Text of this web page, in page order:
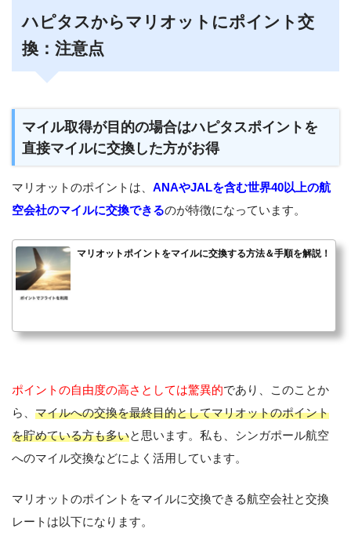
ハピタスからマリオットにポイント交
換：注意点
マイル取得が目的の場合はハピタスポイントを
直接マイルに交換した方がお得
マリオットのポイントは、 ANAやJALを含む世界40以上の航
空会社のマイルに交換できるのが特徴になっています。
マリオットポイントをマイルに交換する方法＆手順を解説！
ポイントの自由度の高さとしては驚異的であり、このことか
ら、 マイルへの交換を最終目的としてマリオットのポイント
を貯めている方も多いと思います。私も、シンガポール航空
へのマイル交換などによく活用しています。
マリオットのポイントをマイルに交換できる航空会社と交換
レートは以下になります。